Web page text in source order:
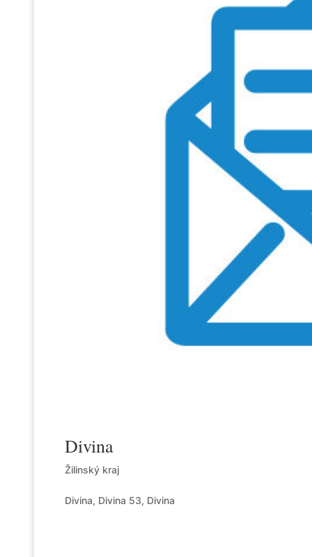
Divina
Žilinský kraj
Divina, Divina 53, Divina